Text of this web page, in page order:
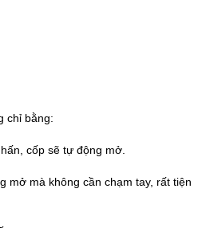
chỉ bằng:
cốp sẽ tự động mở.
mở mà không cần chạm tay, rất tiện